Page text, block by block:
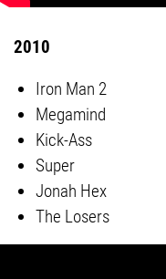
2010
Iron Man 2
Megamind
Kick-Ass
Super
Jonah Hex
The Losers